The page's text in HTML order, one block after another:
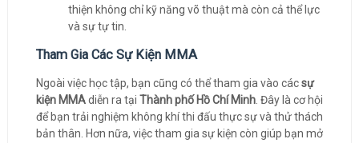
thiện không chỉ kỹ năng võ thuật mà còn cả thể lực
và sự tự tin.
Tham Gia Các Sự Kiện MMA
Ngoài việc học tập, bạn cũng có thể tham gia vào cácsự
kiện MMAdiễn ra tại Thành phố Hồ Chí Minh. Đây là cơ hội
để bạn trải nghiệm không khí thi đấu thực sự và thử thách
bản thân. Hơn nữa, việc tham gia sự kiện còn giúp bạn mở